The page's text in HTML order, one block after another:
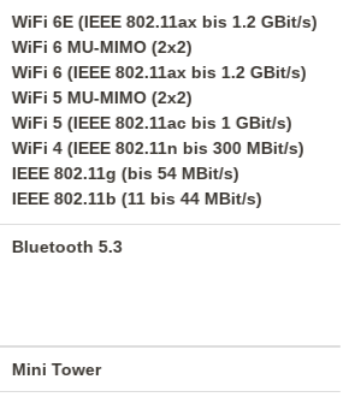
WiFi 6E (IEEE 802.11ax bis 1.2 GBit/s)
WiFi 6 MU-MIMO (2x2)
WiFi 6 (IEEE 802.11ax bis 1.2 GBit/s)
WiFi 5 MU-MIMO (2x2)
WiFi 5 (IEEE 802.11ac bis 1 GBit/s)
WiFi 4 (IEEE 802.11n bis 300 MBit/s)
IEEE 802.11g (bis 54 MBit/s)
IEEE 802.11b (11 bis 44 MBit/s)
Bluetooth 5.3
Mini Tower